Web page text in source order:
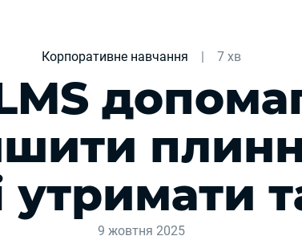
Корпоративне навчання | 7 хв
утримати
9 жовтня 2025